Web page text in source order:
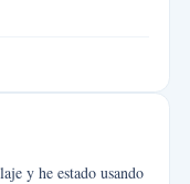
y he estado usando